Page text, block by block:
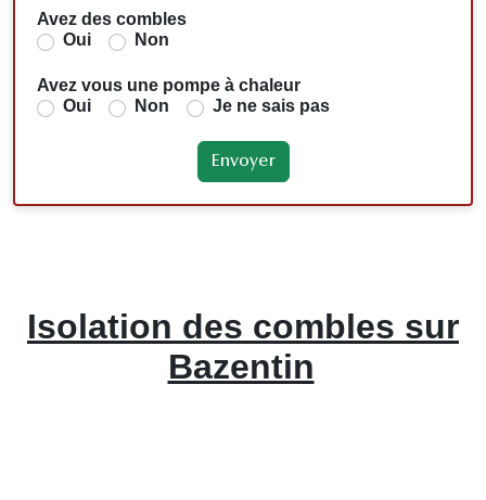
Avez des combles
Oui
Non
Avez vous une pompe à chaleur
Oui
Non Je ne sais pas
Isolation des combles sur
Bazentin